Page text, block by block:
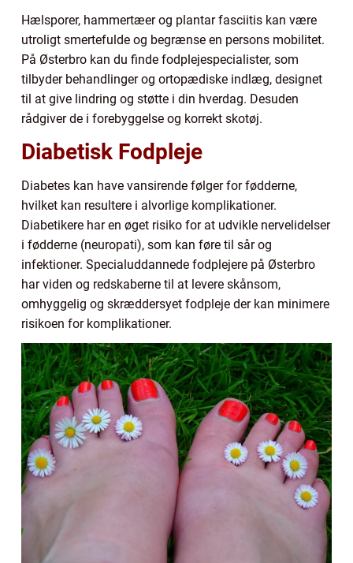
Hælsporer, hammertæer og plantar fasciitis kan være
utroligt smertefulde og begrænse en persons mobilitet.
På Østerbro kan du finde fodplejespecialister, som
tilbyder behandlinger og ortopædiske indlæg, designet
til at give lindring og støtte i din hverdag. Desuden
rådgiver de i forebyggelse og korrekt skotøj.
Diabetisk Fodpleje
Diabetes kan have vansirende følger for fødderne,
hvilket kan resultere i alvorlige komplikationer.
Diabetikere har en øget risiko for at udvikle nervelidelser
i fødderne (neuropati), som kan føre til sår og
infektioner. Specialuddannede fodplejere på Østerbro
har viden og redskaberne til at levere skånsom,
omhyggelig og skræddersyet fodpleje der kan minimere
risikoen for komplikationer.